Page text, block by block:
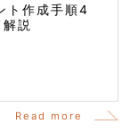
ト作成手順4
説
Read more